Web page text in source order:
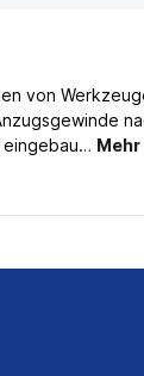
von
eingebau… Mehr